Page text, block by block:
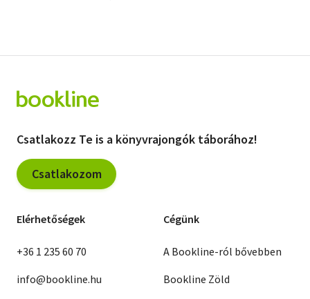
Csatlakozz Te is a könyvrajongók táborához!
Csatlakozom
Elérhetőségek
+36 1 235 60 70
info@bookline.hu
Cégünk
A Bookline-ról bővebben
Bookline Zöld